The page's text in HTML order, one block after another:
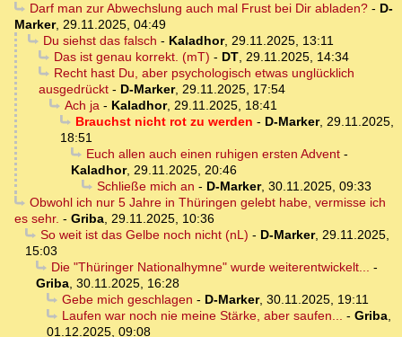
Darf man zur Abwechslung auch mal Frust bei Dir abladen?- D-
Marker, 29.11.2025, 04:49
Du siehst das falsch - Kaladhor, 29.11.2025, 13:11
Das ist genau korrekt. (mT) - DT, 29.11.2025, 14:34
Recht hast Du, aber psychologisch etwas unglücklich
ausgedrückt - D-Marker, 29.11.2025, 17:54
Ach ja- Kaladhor, 29.11.2025, 18:41
Brauchst nicht rot zu werden - D-Marker, 29.11.2025,
18:51
Euch allen auch einen ruhigen ersten Advent-
Kaladhor, 29.11.2025, 20:46
Schließe mich an - D-Marker, 30.11.2025, 09:33
Obwohl ich nur 5 Jahre in Thüringen gelebt habe, vermisse ich
es sehr. - Griba, 29.11.2025, 10:36
So weit ist das Gelbe noch nicht (nL) - D-Marker, 29.11.2025,
15:03
Die "Thüringer Nationalhymne" wurde weiterentwickelt... -
Griba, 30.11.2025, 16:28
Gebe mich geschlagen - D-Marker, 30.11.2025, 19:11
Laufen war noch nie meine Stärke, aber saufen... - Griba,
01.12.2025, 09:08